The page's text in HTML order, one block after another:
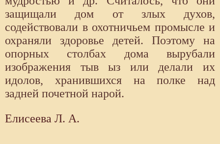
защищали дом от злых духов,
содействовали в охотничьем промысле и
охраняли здоровье детей. Поэтому на
опорных столбах дома вырубали
изображения тыв ыз или делали их
идолов, хранившихся на полке над
задней почетной нарой.
Елисеева Л. А.